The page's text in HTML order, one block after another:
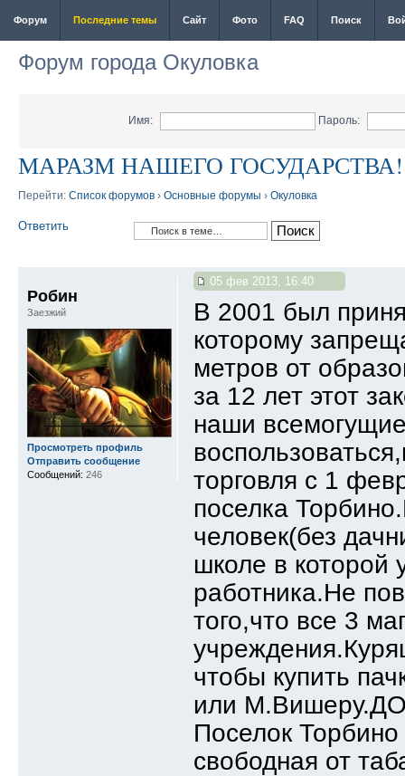
Форум Последние темы Сайт Фото FAQ Поиск
Форум города Окуловка
Имя: Пароль:
МАРАЗМ НАШЕГО ГОСУДАРСТВА!
Перейти: Список форумов › Основные форумы › Окуловка
Ответить
05 фев 2013, 16:40
В 2001 был
которому
метров от
за 12 лет этот
наши
торговля с 1
поселка
человек(без
школе в которой
работника.Не
того,что все 3
чтобы купить
или
Поселок
свободная от
Робин
Заезжий
Просмотреть профиль
Отправить сообщение
Сообщений: 246